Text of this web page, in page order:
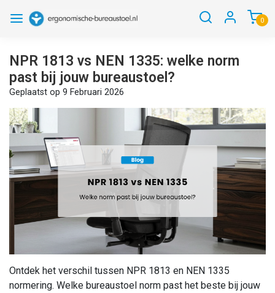
0
NPR 1813 vs NEN 1335: welke norm
past bij jouw bureaustoel?
Geplaatst op 9 Februari 2026
Ontdek het verschil tussen NPR 1813 en NEN 1335
normering. Welke bureaustoel norm past het beste bij jouw